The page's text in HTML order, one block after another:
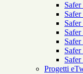
Progetti